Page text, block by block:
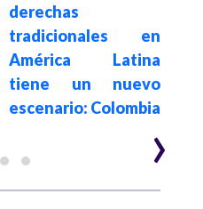
derechas
tradicionales en
América Latina
tiene un nuevo
escenario: Colombia›